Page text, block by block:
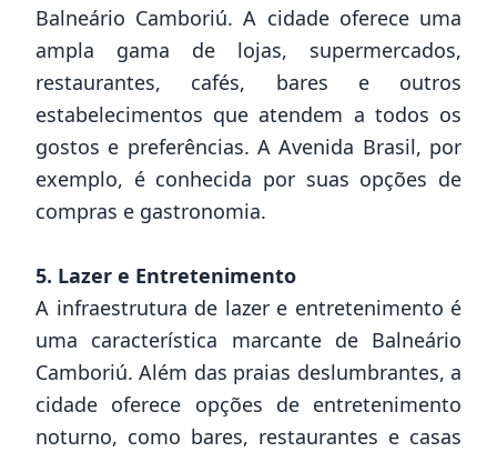
Balneário Camboriú. A cidade oferece uma
ampla gama de lojas, supermercados,
restaurantes, cafés, bares e outros
estabelecimentos que atendem a todos os
gostos e preferências. A Avenida Brasil, por
exemplo, é conhecida por suas opções de
compras e gastronomia.
5. Lazer e Entretenimento
A infraestrutura de lazer e entretenimento é
uma característica marcante de Balneário
Camboriú. Além das praias deslumbrantes, a
cidade oferece opções de entretenimento
noturno, como bares, restaurantes e casas